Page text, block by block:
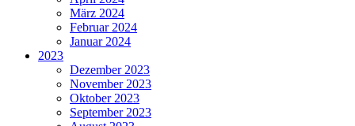
März 2024
Februar 2024
Januar 2024
2023
Dezember 2023
November 2023
Oktober 2023
September 2023